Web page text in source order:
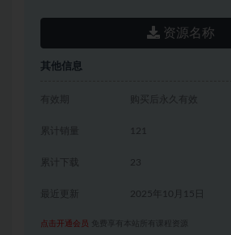
资源名称
其他信息
有效期 购买后永久有效
累计销量 121
累计下载 23
2025年10月15日
点击开通会员 免费享有本站所有课程资源